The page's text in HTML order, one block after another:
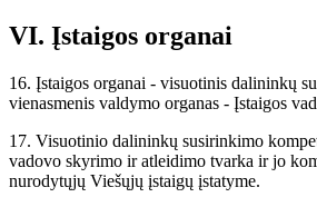
VI. Įstaigos organai
16. Įstaigos organai - visuotinis dalininkų
vienasmenis valdymo organas - Įstaigos
17. Visuotinio dalininkų susirinkimo
vadovo skyrimo ir atleidimo tvarka ir jo
nurodytųjų Viešųjų įstaigų įstatyme.